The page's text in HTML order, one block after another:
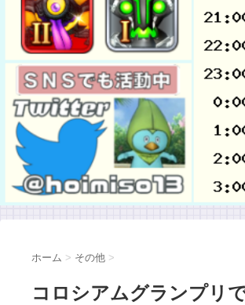
ホーム > その他 >
コロシアムグランプリ